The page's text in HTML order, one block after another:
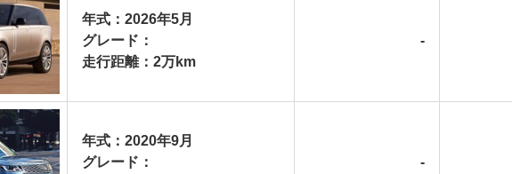
年式：2026年5月
グレード：
走行距離：2万km
-
年式：2020年9月
グレード：
-